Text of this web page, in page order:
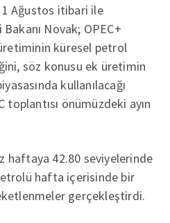
Ağustos itibari ile
Novak; OPEC+
küresel petrol
söz konusu ek üretimin
kullanılacağı
önümüzdeki ayın
haftaya 42.80 seviyelerinde
hafta içerisinde bir
gerçekleştirdi.